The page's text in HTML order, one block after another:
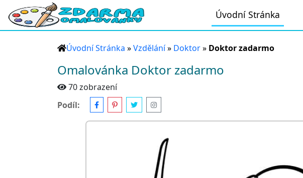
Úvodní Stránka
Úvodní Stránka »Vzdělání» Doktor» Doktor zadarmo
Omalovánka Doktor zadarmo
70 zobrazení
Podíl: